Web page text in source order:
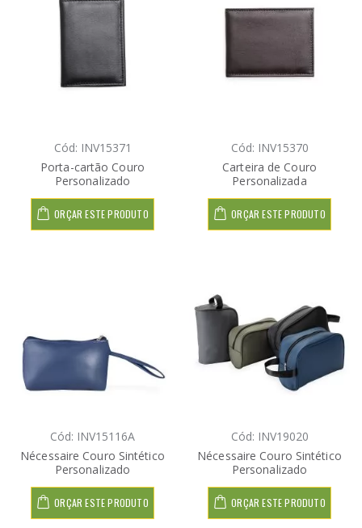
Cód: INV15371
Porta-cartão Couro
Personalizado
ORÇAR ESTE PRODUTO
Cód: INV15370
Carteira de Couro
Personalizada
ORÇAR ESTE PRODUTO
Cód: INV15116A
Nécessaire Couro Sintético
Personalizado
ORÇAR ESTE PRODUTO
Cód: INV19020
Nécessaire Couro Sintético
Personalizado
ORÇAR ESTE PRODUTO